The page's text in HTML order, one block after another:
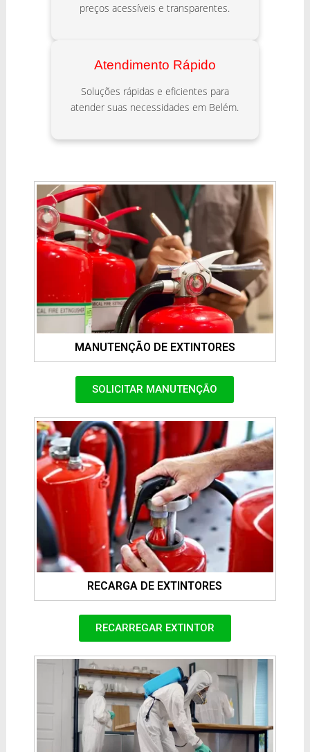
preços acessíveis e transparentes.
Atendimento Rápido
Soluções rápidas e eficientes para
atender suas necessidades em Belém.
MANUTENÇÃO DE EXTINTORES
SOLICITAR MANUTENÇÃO
RECARGA DE EXTINTORES
RECARREGAR EXTINTOR